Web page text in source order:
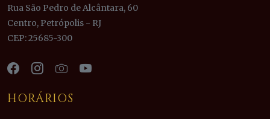
Rua São Pedro de Alcântara, 60
Centro, Petrópolis - RJ
CEP: 25685-300
HORÁRIOS